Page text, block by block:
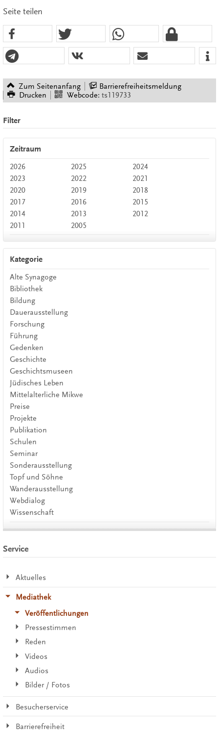
Seite teilen
Zum Seitenanfang
Barrierefreiheitsmeldung
Drucken
Webcode: ts119733
Filter
Zeitraum
2026 2025
2024
2023
2022
2021
2020
2019
2018
2017
2016
2015
2014
2013
2012
2011
2005
Kategorie
Alte Synagoge
Bibliothek
Bildung
Dauerausstellung
Forschung
Führung
Gedenken
Geschichte
Geschichtsmuseen
Jüdisches Leben
Mittelalterliche Mikwe
Preise
Projekte
Publikation
Schulen
Seminar
Sonderausstellung
Topf und Söhne
Wanderausstellung
Webdialog
Wissenschaft
Service
Aktuelles
Mediathek
Veröffentlichungen
Pressestimmen
Reden
Videos
Audios
Bilder / Fotos
Besucherservice
Barrierefreiheit